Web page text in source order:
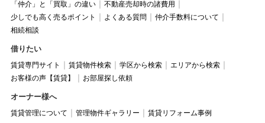
「仲介」と「買取」の違い
不動産売却時の諸費用
少しでも高く売るポイント
よくある質問
仲介手数料について
相続相談
借りたい
賃貸専門サイト 賃貸物件検索 学区から検索
エリアから検索
お客様の声【賃貸】
お部屋探し依頼
オーナー様へ
賃貸管理について 管理物件ギャラリー 賃貸リフォーム事例